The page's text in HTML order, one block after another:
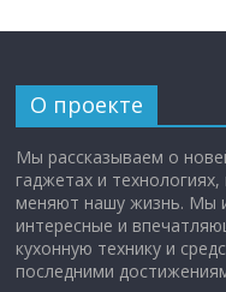
О проекте
Мы рассказываем о
гаджетах и
меняют нашу жизнь. Мы
интересные и
кухонную технику и
последними